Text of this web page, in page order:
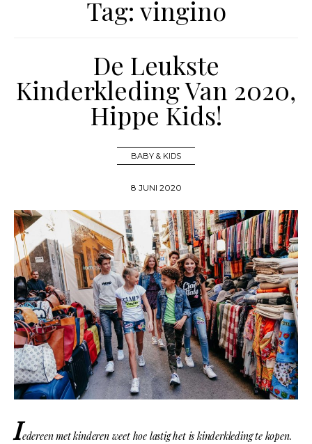
Tag: vingino
De Leukste
Kinderkleding Van 2020,
Hippe Kids!
BABY & KIDS
8 JUNI 2020
Iedereen met kinderen weet hoe lastig het is kinderkleding te kopen.